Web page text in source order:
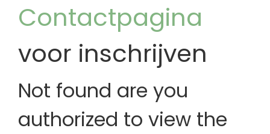
Contactpagina
voor inschrijven
Not found are you
authorized to view the